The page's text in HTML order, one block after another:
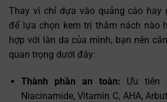
Thay vì chỉ dựa vào quảng cáo hay
để lựa chọn kem trị thâm nách nào
hợp với làn da của mình, bạn nên
quan trọng dưới đây:
Thành phần an toàn: Ưu tiên
Niacinamide, Vitamin C, AHA,